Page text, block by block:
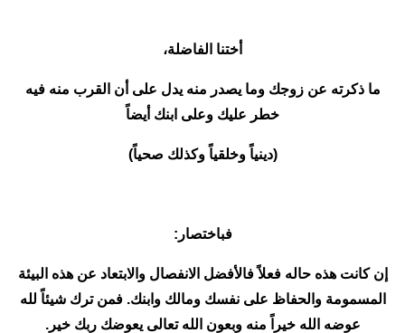
أختنا الفاضلة،
ما ذكرته عن زوجك وما يصدر منه يدل على أن القرب منه فيه
خطر عليك وعلى ابنك أيضاً
(دينياً وخلقياً وكذلك صحياً)
فباختصار:
إن كانت هذه حاله فعلاً فالأفضل الانفصال والابتعاد عن هذه البيئة
المسمومة والحفاظ على نفسك ومالك وابنك. فمن ترك شيئاً لله
عوضه الله خيراً منه وبعون الله تعالى يعوضك ربك خير.